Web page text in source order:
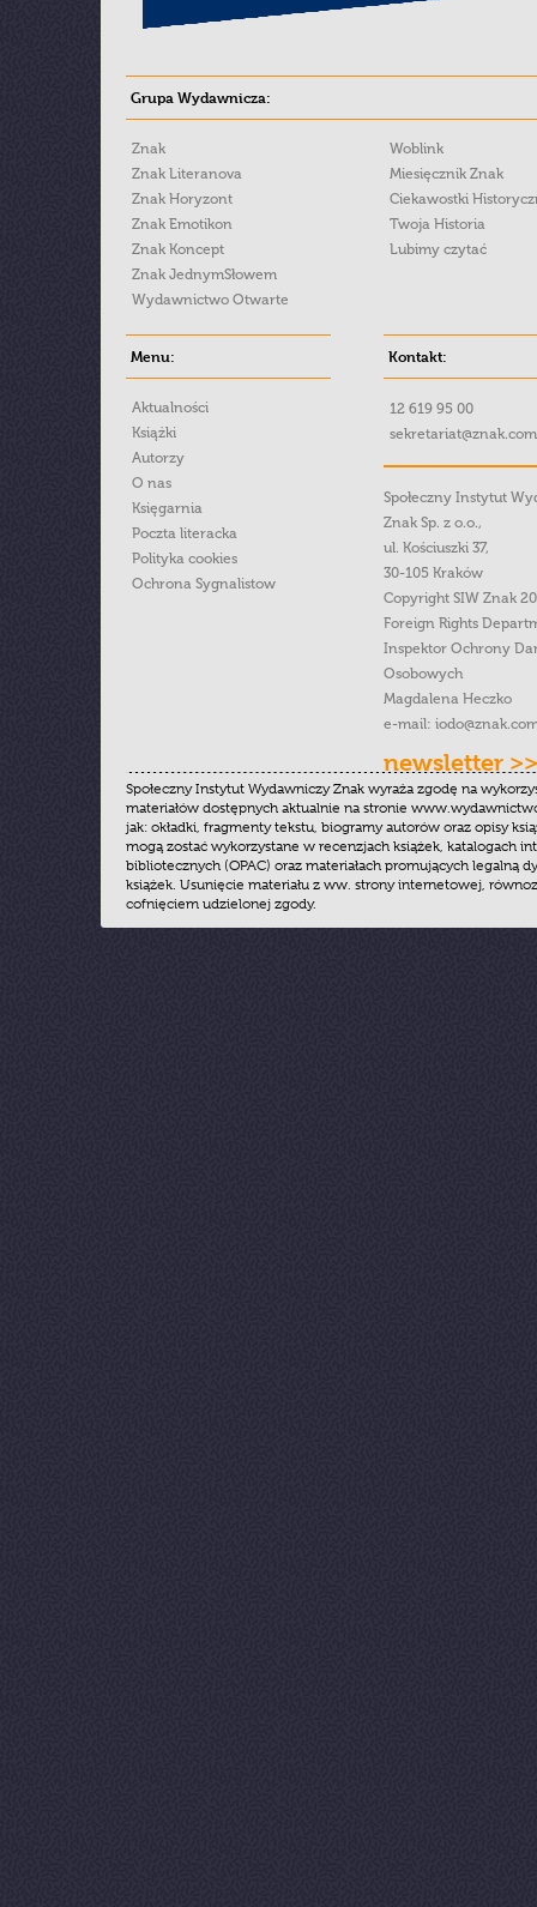
Grupa Wydawnicza:
Znak
Znak Literanova
Znak Horyzont
Znak Emotikon
Znak Koncept
Znak JednymSłowem
Wydawnictwo Otwarte
Woblink
Miesięcznik Znak
Ciekawostki
Twoja Historia
Lubimy czytać
Menu:
Aktualności
Książki
Autorzy
O nas
Księgarnia
Poczta literacka
Polityka cookies
Ochrona Sygnalistow
Kontakt:
12 619 95 00
Społeczny Instytut
Znak Sp. z o.o.,
ul. Kościuszki 37,
30-105 Kraków
Copyright SIW Znak
Foreign Rights
Inspektor Ochrony
Osobowych
Magdalena Heczko
e-mail:
newsletter >>
Społeczny Instytut Wydawniczy Znak wyraża zgodę na
materiałów dostępnych aktualnie na stronie
jak: okładki, fragmenty tekstu, biogramy autorów oraz opisy
mogą zostać wykorzystane w recenzjach książek, katalogach
bibliotecznych (OPAC) oraz materiałach promujących legalną
książek. Usunięcie materiału z ww. strony internetowej,
cofnięciem udzielonej zgody.